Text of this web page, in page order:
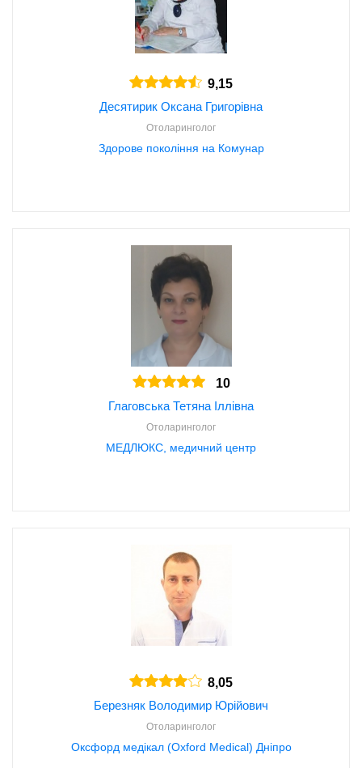
публікуються відгуки лише тих клієнтів,
9,15
Десятирик Оксана Григорівна
Отоларинголог
Здорове покоління на Комунар
10
Глаговська Тетяна Іллівна
Отоларинголог
МЕДЛЮКС, медичний центр
8,05
Березняк Володимир Юрійович
Отоларинголог
Оксфорд медікал (Oxford Medical) Дніпро